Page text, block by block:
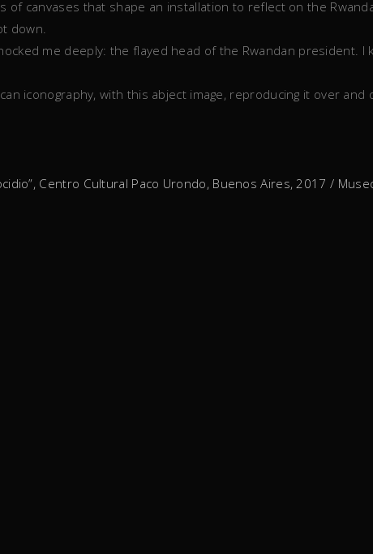
of canvases that shape an installation to reflect on the
down.
me deeply: the flayed head of the Rwandan president.
iconography, with this abject image, reproducing it over and
Centro Cultural Paco Urondo, Buenos Aires, 2017 /